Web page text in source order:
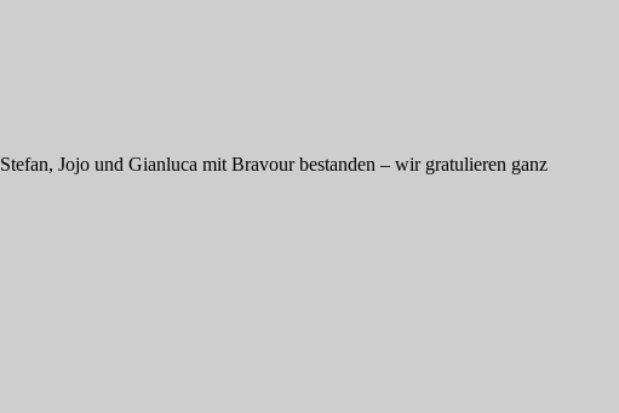
Jojo und Gianluca mit Bravour bestanden – wir gratulieren ganz